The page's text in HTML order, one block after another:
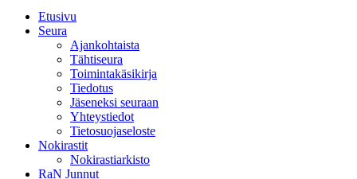
Etusivu
Seura
Ajankohtaista
Tähtiseura
Toimintakäsikirja
Tiedotus
Jäseneksi seuraan
Yhteystiedot
Tietosuojaseloste
Nokirastit
Nokirastiarkisto
RaN Junnut